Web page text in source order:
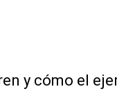
y cómo el